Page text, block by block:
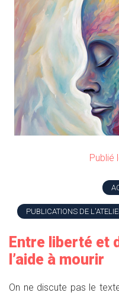
Publié
PUBLICATIONS DE
Entre liberté et
l’aide à mourir
On ne discute pas le